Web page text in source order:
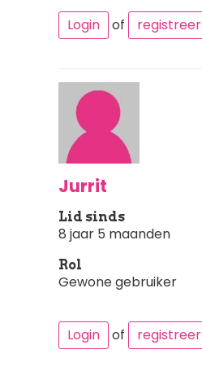
Login of registreer
Jurrit
Lid sinds
8 jaar 5 maanden
Rol
Gewone gebruiker
Login of registreer